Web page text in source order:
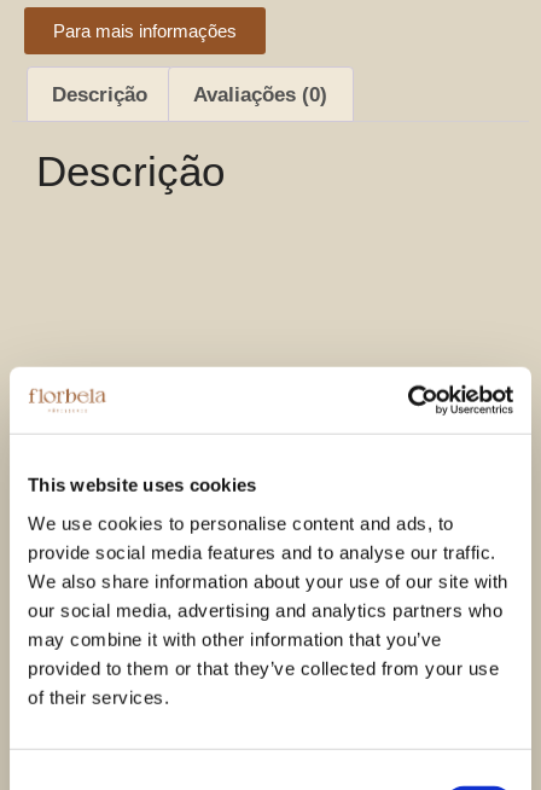
This website uses cookies
We use cookies to personalise content and ads, to
provide social media features and to analyse our traffic.
We also share information about your use of our site with
our social media, advertising and analytics partners who
may combine it with other information that you’ve
provided to them or that they’ve collected from your use
of their services.
Para mais informações
Descrição Avaliações (0)
Descrição
Avaliações
Ainda não existem avaliações.
Seja o primeiro a avaliar “AVENTAL
RESTAURANTE 2 MONKEYS”
A sua classificação*
A sua avaliação sobre o produto